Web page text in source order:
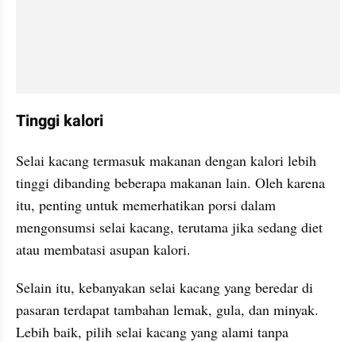
Tinggi kalori
Selai kacang termasuk makanan dengan kalori lebih
tinggi dibanding beberapa makanan lain. Oleh karena
itu, penting untuk memerhatikan porsi dalam
mengonsumsi selai kacang, terutama jika sedang diet
atau membatasi asupan kalori.
Selain itu, kebanyakan selai kacang yang beredar di
pasaran terdapat tambahan lemak, gula, dan minyak.
Lebih baik, pilih selai kacang yang alami tanpa